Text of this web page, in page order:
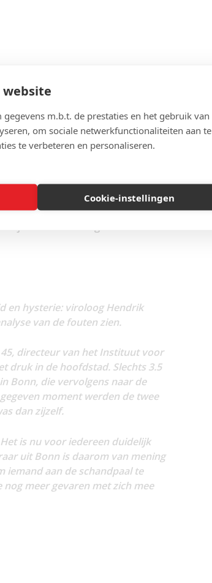
website
m.b.t. de prestaties en het gebruik van
om sociale netwerkfunctionaliteiten aan te
te verbeteren en personaliseren.
Cookie-instellingen
zijn dan wordt er geloot.
en hysterie: viroloog Hendrik
van de fouten zien.
directeur van het Instituut voor
druk in de hoofdstad. Slechts 3.5
Bonn, die vervolgens naar de
moment werden de twee
dan zijzelf.
is nu voor iedereen duidelijk
uit Bonn is daarom van mening
iemand aan de schandpaal te
meer gevaren met zich mee